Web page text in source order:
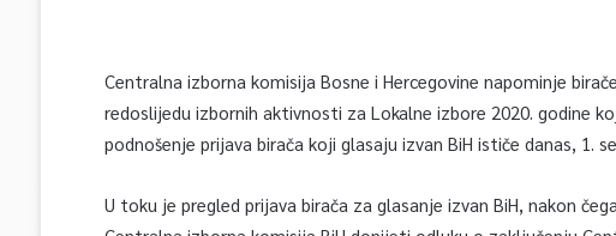
Centralna izborna komisija Bosne i Hercegovine napominje
redoslijedu izbornih aktivnosti za Lokalne izbore 2020. godine
podnošenje prijava birača koji glasaju izvan BiH ističe danas, 1.
U toku je pregled prijava birača za glasanje izvan BiH, nakon